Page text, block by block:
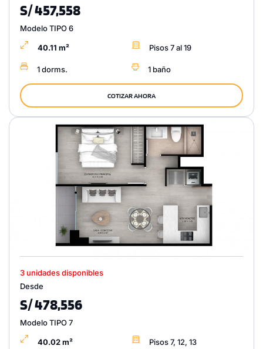
S/ 457,558
Modelo TIPO 6
40.11 m² Pisos 7 al 19
1 dorms. 1 baño
COTIZAR AHORA
3 unidades disponibles
Desde
S/ 478,556
Modelo TIPO 7
40.02 m² Pisos 7, 12, 13